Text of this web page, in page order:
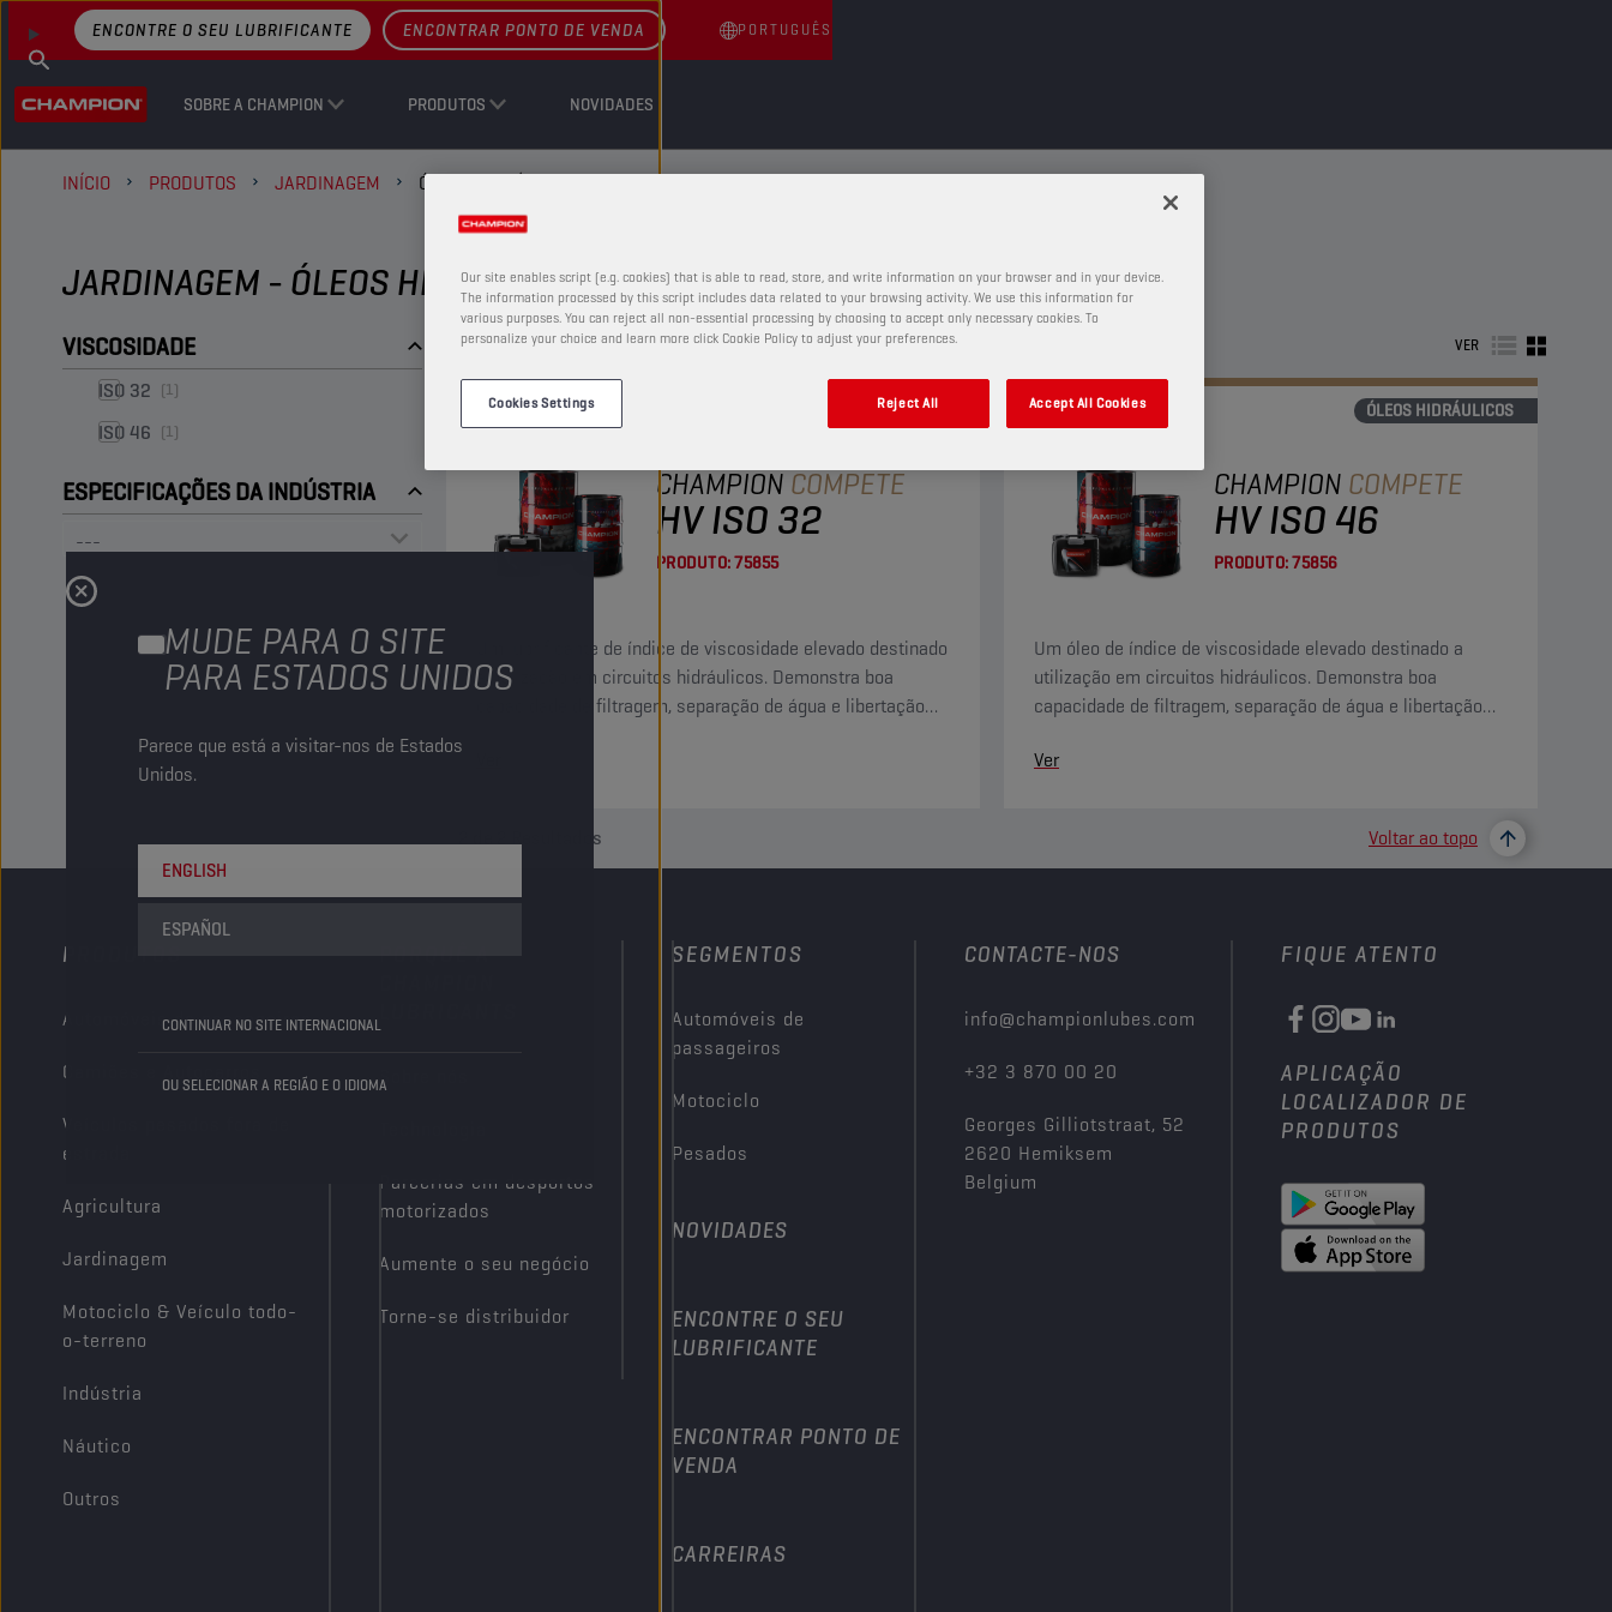
MUDE PARA O SITE
PARA ESTADOS UNIDOS
Parece que está a visitar-nos de Estados
Unidos.
ENGLISH
ESPAÑOL
CONTINUAR NO SITE INTERNACIONAL
OU SELECIONAR A REGIÃO E O IDIOMA
SOBRE A CHAMPION PRODUTOS NOVIDADES
ENCONTRE O SEU LUBRIFICANTE ENCONTRAR PONTO DE VENDA PORTUGUÊS
INÍCIO PRODUTOS JARDINAGEM ÓLEOS HIDRÁULICOS
JARDINAGEM - ÓLEOS HIDRÁULICOS
VISCOSIDADE
ISO 32 (1)
ISO 46 (1)
ESPECIFICAÇÕES DA INDÚSTRIA
VER
ÓLEOS HIDRÁULICOS
CHAMPION COMPETE
HV ISO 32
PRODUTO:75855
Um lubrificante de índice de viscosidade elevado destinado
a utilização em circuitos hidráulicos. Demonstra boa
capacidade de filtragem, separação de água e libertação
ÓLEOS HIDRÁULICOS
CHAMPION COMPETE
HV ISO 46
PRODUTO:75856
Um óleo de índice de viscosidade elevado destinado a
utilização em circuitos hidráulicos. Demonstra boa
capacidade de filtragem, separação de água e libertação
Ver
Resultados Voltar ao topo
PRODUTOS
Automóveis de passageiros
Camiões e Autocarros
Veículos pesados fora de
estrada
Agricultura
Jardinagem
Motociclo & Veículo todo-
o-terreno
Indústria
Náutico
Outros
Sobre nós
Parcerias em desportos
motorizados
Aumente o seu negócio
Torne-se distribuidor
SEGMENTOS
Automóveis de
passageiros
Motociclo
Pesados
NOVIDADES
ENCONTRE O SEU
LUBRIFICANTE
ENCONTRAR PONTO DE
VENDA
CARREIRAS
CONTACTE-NOS
info@championlubes.com
+32 3 870 00 20
Georges Gilliotstraat, 52
2620 Hemiksem
Belgium
FIQUE ATENTO
APLICAÇÃO
LOCALIZADOR DE
PRODUTOS
Our site enables script (e.g. cookies) that is able to read, store, and write information on your browser and in your device.
The information processed by this script includes data related to your browsing activity. We use this information for
various purposes. You can reject all non-essential processing by choosing to accept only necessary cookies. To
personalize your choice and learn more click Cookie Policy to adjust your preferences.
Cookies Settings Reject All Accept All Cookies